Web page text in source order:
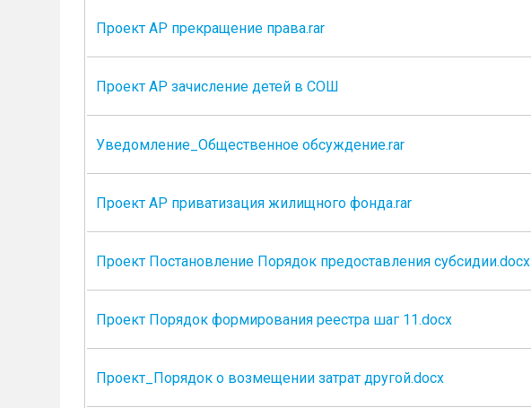
Проект АР прекращение права.rar
Проект АР зачисление детей в СОШ
Уведомление_Общественное обсуждение.rar
Проект АР приватизация жилищного фонда.rar
Проект Постановление Порядок предоставления субсидии.docx
Проект Порядок формирования реестра шаг 11.docx
Проект_Порядок о возмещении затрат другой.docx